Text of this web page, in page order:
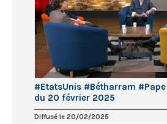
#EtatsUnis #Bétharram
du 20 février 2025
Diffusé le 20/02/2025